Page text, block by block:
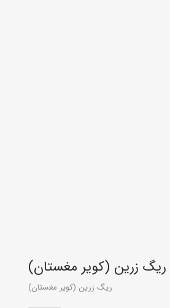
ریگ زرین (کویر مغستان)
ریگ زرین (کویر مغستان)